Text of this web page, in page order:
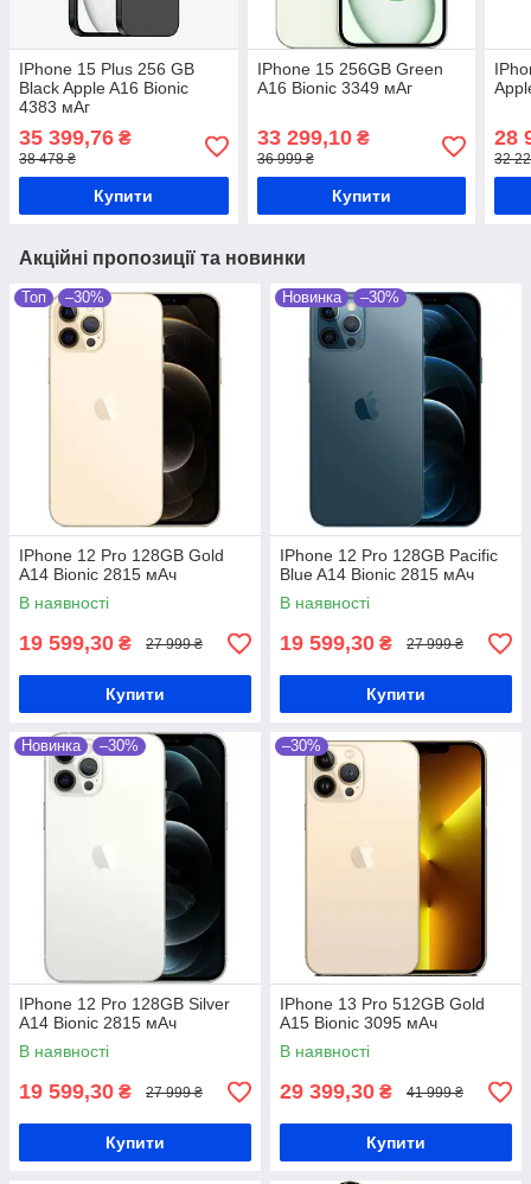
IPhone 15 Plus 256 GB
Black Apple A16 Bionic
4383 мАг
35 399,76 ₴
38 478 ₴
Купити
IPhone 15 256GB Green
A16 Bionic 3349 мАг
33 299,10₴
36 999 ₴
Купити
28
32
Акційні пропозиції та новинки
Топ –30%
IPhone 12 Pro 128GB Gold
A14 Bionic 2815 мАч
В наявності
19 599,30 ₴ 27 999 ₴
Купити
Новинка –30%
IPhone 12 Pro 128GB Pacific
Blue A14 Bionic 2815 мАч
В наявності
19 599,30 ₴ 27 999 ₴
Купити
Новинка –30%
IPhone 12 Pro 128GB Silver
A14 Bionic 2815 мАч
В наявності
19 599,30 ₴ 27 999 ₴
Купити
–30%
IPhone 13 Pro 512GB Gold
A15 Bionic 3095 мАч
В наявності
29 399,30 ₴ 41 999 ₴
Купити